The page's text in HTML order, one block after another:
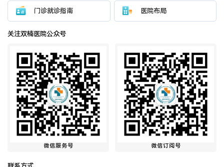
门诊就诊指南 医院布局
关注双楠医院公众号
微信服务号 微信订阅号